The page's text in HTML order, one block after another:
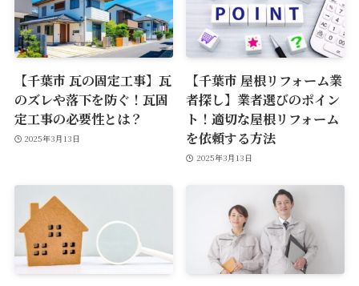
【千葉市 瓦の固定工事】瓦
のズレや落下を防ぐ！瓦固
定工事の必要性とは？
2025年3月13日
【千葉市 屋根リフォーム業
者探し】業者選びのポイン
ト！適切な屋根リフォーム
を依頼する方法
2025年3月13日